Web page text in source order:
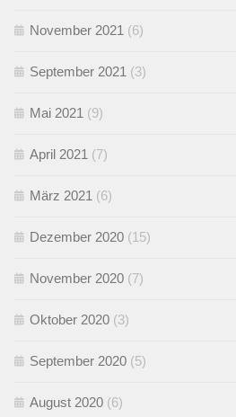
November 2021 (6)
September 2021 (3)
Mai 2021 (9)
April 2021 (7)
März 2021 (6)
Dezember 2020 (15)
November 2020 (7)
Oktober 2020 (3)
September 2020 (5)
August 2020 (6)